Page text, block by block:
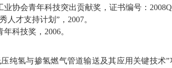
业协会青年科技突出贡献奖，证书编号：
人才支持计划”， 2007。
科技奖， 2006。
纯氢与掺氢燃气管道输送及其应用关键技